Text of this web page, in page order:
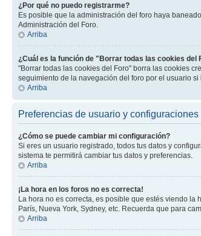
¿Por qué no puedo registrarme?
Es posible que la administración del foro haya
Administración del Foro.
Arriba
¿Cuál es la función de "Borrar todas las cookies del
"Borrar todas las cookies del Foro" borra las cookies
seguimiento de la navegación del foro por el usuario
Arriba
Preferencias de usuario y configuraciones
¿Cómo se puede cambiar mi configuración?
Si eres un usuario registrado, todos tus datos y
sistema te permitirá cambiar tus datos y preferencias.
Arriba
¡La hora en los foros no es correcta!
La hora no es correcta, es posible que estés viendo la
París, Nueva York, Sydney, etc. Recuerda que para
Arriba